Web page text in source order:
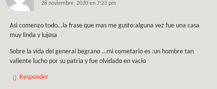
28 noviembre, 2020 en 7:23 pm
Asi comenzo todo…la frase que mas me gusto:alguna vez fue una casa
muy linda y lujosa
Sobre la vida del general begrano …mi cometario es :un hombre tan
valiente lucho por su patria y fue olvidado en vacio
Responder